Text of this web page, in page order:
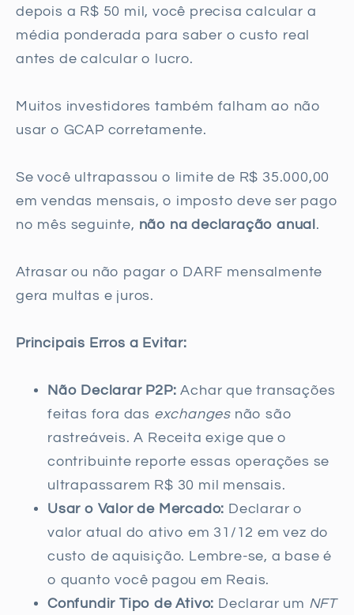
depois a R$ 50 mil, você precisa calcular a
média ponderada para saber o custo real
antes de calcular o lucro.
Muitos investidores também falham ao não
usar o GCAP corretamente.
Se você ultrapassou o limite de R$ 35.000,00
em vendas mensais, o imposto deve ser pago
no mês seguinte, não na declaração anual .
Atrasar ou não pagar o DARF mensalmente
gera multas e juros.
Principais Erros a Evitar:
Não Declarar P2P: Achar que transações
feitas fora das exchanges não são
rastreáveis. A Receita exige que o
contribuinte reporte essas operações se
ultrapassarem R$ 30 mil mensais.
Usar o Valor de Mercado: Declarar o
valor atual do ativo em 31/12 em vez do
custo de aquisição. Lembre-se, a base é
o quanto você pagou em Reais.
Confundir Tipo de Ativo: Declarar um NFT